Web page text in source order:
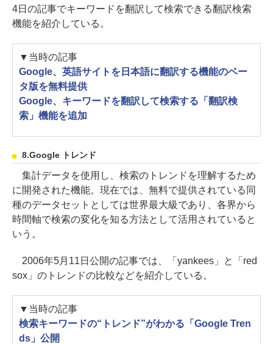
4日の記事でキーワードを翻訳して検索できる翻訳検索
機能を紹介している。
▼当時の記事
Google、英語サイトを日本語に翻訳する機能のベー
タ版を無料提供
Google、キーワードを翻訳して検索する「翻訳検
索」機能を追加
8.Google トレンド
集計データを使用し、検索のトレンドを理解するため
に開発された機能。現在では、無料で提供されている同
種のデータセットとしては世界最大級であり、各界から
時間軸で検索の変化を知る方法として活用されていると
いう。
2006年5月11日公開の記事では、「yankees」と「red
sox」のトレンドの比較などを紹介している。
▼当時の記事
検索キーワードの“トレンド”がわかる「Google Tren
ds」公開